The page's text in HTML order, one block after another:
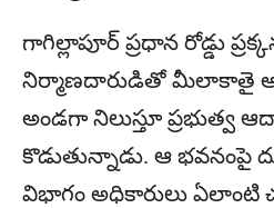
గాగిల్లాపూర్ ప్రధాన రోడ్డు
నిర్మాణదారుడితో మీలాకాతై
అండగా నిలుస్తూ ప్రభుత్వ
కొడుతున్నాడు. ఆ భవనంపై
విభాగం అధికారులు ఏలాంటి